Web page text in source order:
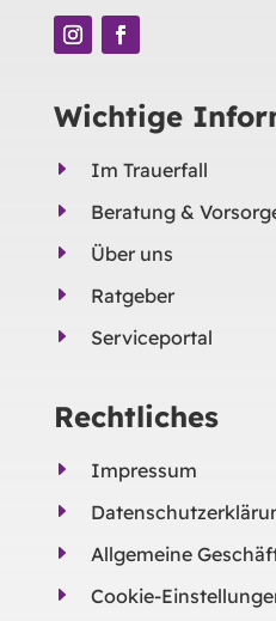
Wichtige
E
Im Trauerfall
E
Beratung &
E
Über uns
E
Ratgeber
E
Serviceportal
Rechtliches
E
Impressum
E
E
Allgemeine
E
Cookie-